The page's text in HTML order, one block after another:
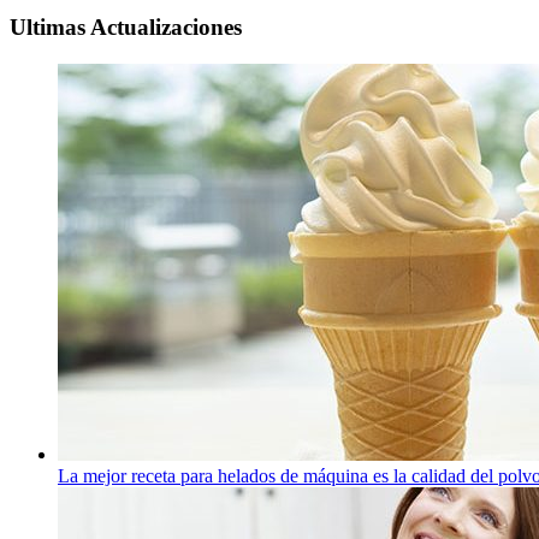
Ultimas Actualizaciones
La mejor receta para helados de máquina es la calidad del